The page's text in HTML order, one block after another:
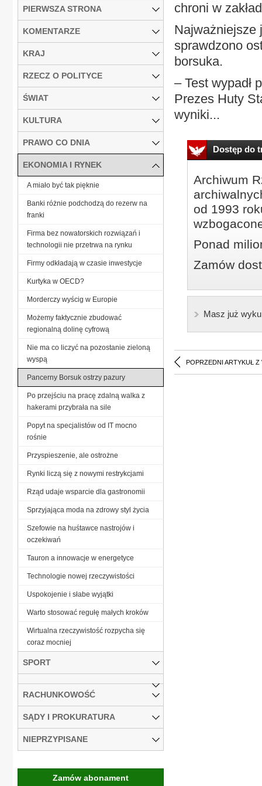
chroni w
Najważniejsze
sprawdzono
borsuka.
– Test wypadł
Prezes Huty
wyniki...
Dostęp do
Archiwum
od 1993
Ponad
Zamów
Masz już
POPRZEDNI ARTYKUŁ Z
PIERWSZA STRONA
KOMENTARZE
KRAJ
RZECZ O POLITYCE
ŚWIAT
KULTURA
PRAWO CO DNIA
EKONOMIA I RYNEK
A miało być tak pięknie
Banki różnie podchodzą do rezerw na
franki
Firma bez nowatorskich rozwiązań i
technologii nie przetrwa na rynku
Firmy odkładają w czasie inwestycje
Kurtyka w OECD?
Morderczy wyścig w Europie
Możemy faktycznie zbudować
regionalną dolinę cyfrową
Nie ma co liczyć na pozostanie zieloną
wyspą
Pancerny Borsuk ostrzy pazury
Po przejściu na pracę zdalną walka z
hakerami przybrała na sile
Popyt na specjalistów od IT mocno
rośnie
Przyspieszenie, ale ostrożne
Rynki liczą się z nowymi restrykcjami
Rząd udaje wsparcie dla gastronomii
Sprzyjająca moda na zdrowy styl życia
Szefowie na huśtawce nastrojów i
oczekiwań
Tauron a innowacje w energetyce
Technologie nowej rzeczywistości
Uspokojenie i słabe wyjątki
Warto stosować regułę małych kroków
Wirtualna rzeczywistość rozpycha się
coraz mocniej
SPORT
RACHUNKOWOŚĆ
SĄDY I PROKURATURA
NIEPRZYPISANE
Zamów abonament